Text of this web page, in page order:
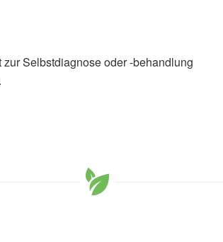
Selbstdiagnose oder -behandlung